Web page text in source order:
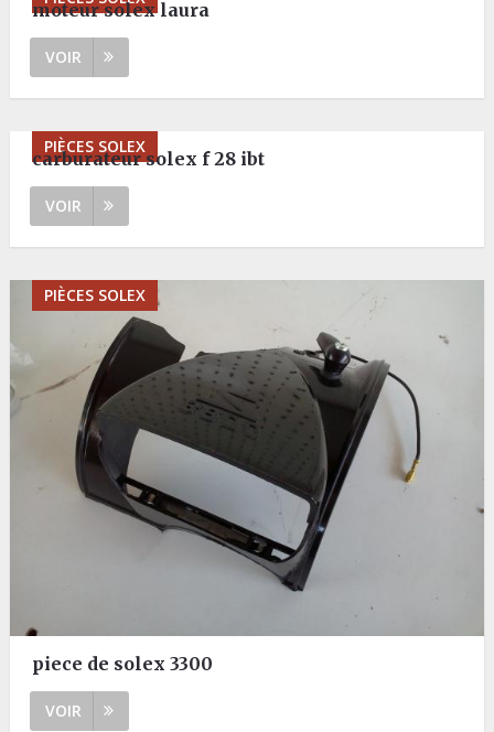
moteur solex laura
VOIR
PIÈCES SOLEX
carburateur solex f 28 ibt
VOIR
PIÈCES SOLEX
piece de solex 3300
VOIR